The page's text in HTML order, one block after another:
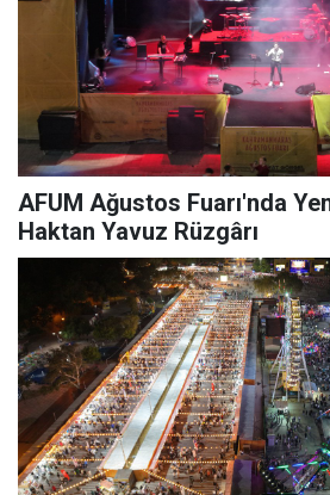
AFUM Ağustos Fuarı'nda
Haktan Yavuz Rüzgârı